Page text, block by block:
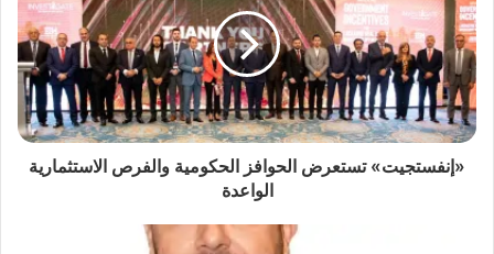
«إنفستجيت» تستعرض الحوافز الحكومية والفرص الاستثمارية
الواعدة